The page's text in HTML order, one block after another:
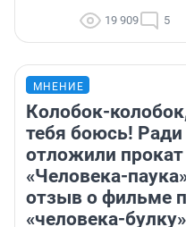
19 909 5
МНЕНИЕ
Колобок-
тебя боюсь! Ради
отложили прокат
«Человека-
отзыв о фильме
«человека-булку»